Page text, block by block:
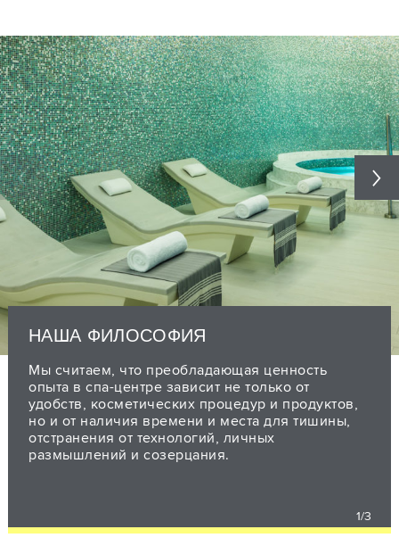
НАША ФИЛОСОФИЯ
Мы считаем, что преобладающая ценность
опыта в спа-центре зависит не только от
удобств, косметических процедур и продуктов,
но и от наличия времени и места для тишины,
отстранения от технологий, личных
размышлений и созерцания.
1/3